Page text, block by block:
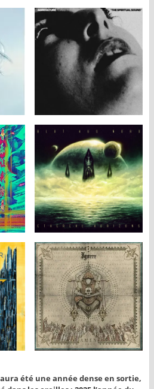
aura été une année dense en sortie,